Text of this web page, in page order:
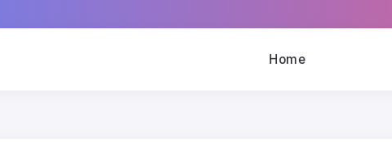
Home